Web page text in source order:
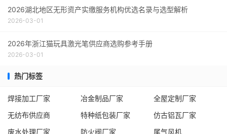
2026湖北地区无形资产实缴服务机构优选名录与选型解析
2026-03-01
2026年浙江猫玩具激光笔供应商选购参考手册
2026-03-01
热门标签
焊接加工厂家 冶金制品厂家
全屋定制厂家
无纺布供应商
特种纸包装厂家
仿古铝瓦厂家
废水处理厂家
防火阀厂家 尾气风机